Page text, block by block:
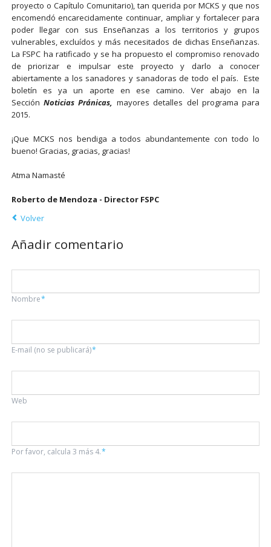
proyecto o Capítulo Comunitario), tan querida por MCKS y que nos
encomendó encarecidamente continuar, ampliar y fortalecer para
poder llegar con sus Enseñanzas a los territorios y grupos
vulnerables, excluídos y más necesitados de dichas Enseñanzas.
La FSPC ha ratificado y se ha propuesto el compromiso renovado
de priorizar e impulsar este proyecto y darlo a conocer
abiertamente a los sanadores y sanadoras de todo el país. Este
boletín es ya un aporte en ese camino. Ver abajo en la
SecciónNoticias Pránicas, mayores detalles del programa para
2015.
¡Que MCKS nos bendiga a todos abundantemente con todo lo
bueno! Gracias, gracias, gracias!
Atma Namasté
Roberto de Mendoza - Director FSPC
Volver
Añadir comentario
Campo
Nombre*
Campo
E-mail (no se publicará)*
Web
Por favor, calcula 3 más 4.*